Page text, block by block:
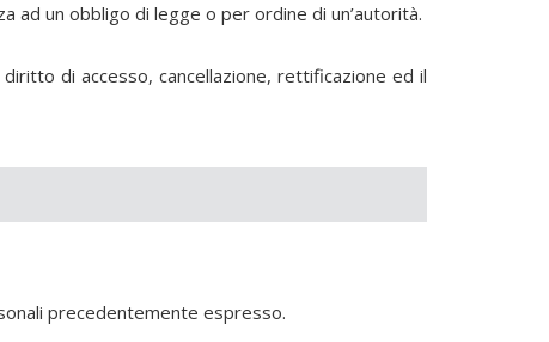
un obbligo di legge o per ordine di un’autorità.
di accesso, cancellazione, rettificazione ed il
precedentemente espresso.